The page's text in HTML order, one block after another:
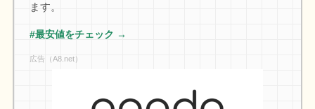
ます。
#最安値をチェック →
広告（A8.net）